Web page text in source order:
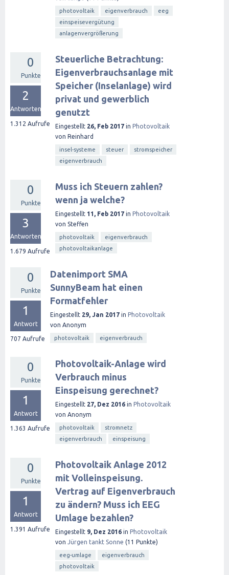
photovoltaik eigenverbrauch
eeg
einspeisevergütung
anlagenvergrößerung
0
Punkte
2
Antworten
1.312 Aufrufe
Steuerliche Betrachtung:
Eigenverbrauchsanlage mit
Speicher (Inselanlage) wird
privat und gewerblich
genutzt
Eingestellt 26, Feb 2017 in Photovoltaik
von Reinhard
insel-systeme steuer
stromspeicher
eigenverbrauch
0
Punkte
3
Antworten
1.679 Aufrufe
Muss ich Steuern zahlen?
wenn ja welche?
Eingestellt 11, Feb 2017 in Photovoltaik
von Steffen
photovoltaik
eigenverbrauch
photovoltaikanlage
0
Punkte
1
Antwort
707 Aufrufe
Datenimport SMA
SunnyBeam hat einen
Formatfehler
Eingestellt 29, Jan 2017 in Photovoltaik
von Anonym
photovoltaik eigenverbrauch
0
Punkte
1
Antwort
1.363 Aufrufe
Photovoltaik-Anlage wird
Verbrauch minus
Einspeisung gerechnet?
Eingestellt 27, Dez 2016 in Photovoltaik
von Anonym
photovoltaik
stromnetz
eigenverbrauch
einspeisung
0
Punkte
1
Antwort
1.391 Aufrufe
Photovoltaik Anlage 2012
mit Volleinspeisung.
Vertrag auf Eigenverbrauch
zu ändern? Muss ich EEG
Umlage bezahlen?
Eingestellt 9, Dez 2016 in Photovoltaik
von Jürgen tankt Sonne (11 Punkte)
eeg-umlage
eigenverbrauch
photovoltaik